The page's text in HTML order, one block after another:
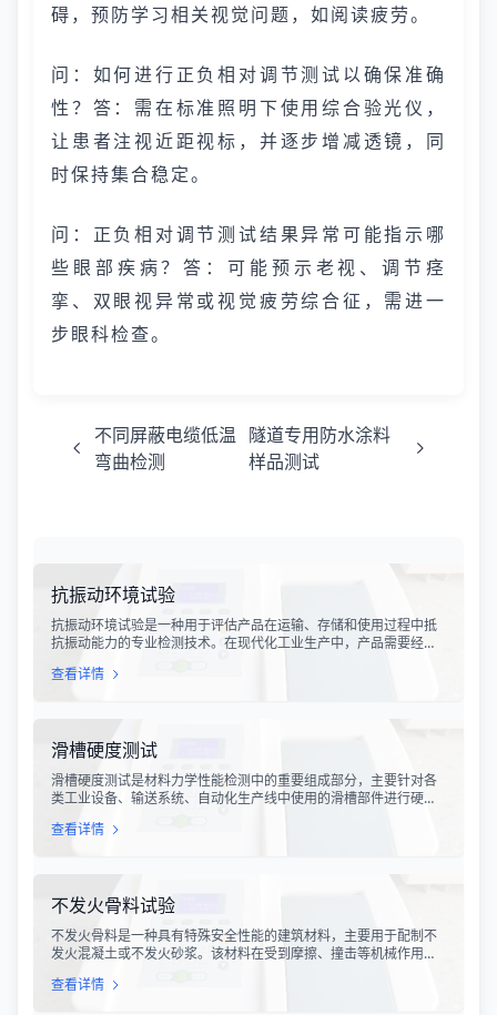
碍，预防学习相关视觉问题，如阅读疲劳。
问：如何进行正负相对调节测试以确保准确
性？答：需在标准照明下使用综合验光仪，
让患者注视近距视标，并逐步增减透镜，同
时保持集合稳定。
问：正负相对调节测试结果异常可能指示哪
些眼部疾病？答：可能预示老视、调节痉
挛、双眼视异常或视觉疲劳综合征，需进一
步眼科检查。
不同屏蔽电缆低温
弯曲检测
隧道专用防水涂料
样品测试
抗振动环境试验
抗振动环境试验是一种用于评估产品在运输、存储和使用过程中抵
抗振动能力的专业检测技术。在现代化工业生产中，产品需要经历
会受到不同程度的振动冲击。这种振动可能导致产品结构松动、零
查看详情
滑槽硬度测试
滑槽硬度测试是材料力学性能检测中的重要组成部分，主要针对各
类工业设备、输送系统、自动化生产线中使用的滑槽部件进行硬度
响设备的使用寿命、运行稳定性和安全性。通过科学的硬度测试，
查看详情
不发火骨料试验
不发火骨料是一种具有特殊安全性能的建筑材料，主要用于配制不
发火混凝土或不发火砂浆。该材料在受到摩擦、撞击等机械作用
炸事故的风险。不发火骨料试验是评定该类材料安全性能的关键检
查看详情